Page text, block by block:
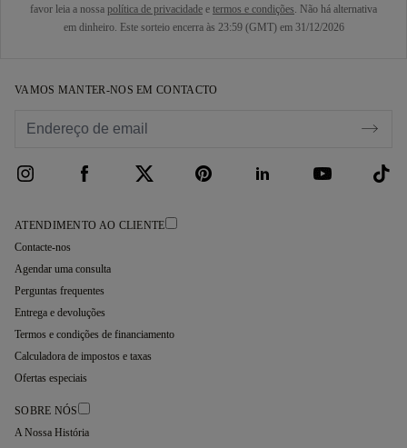
favor leia a nossa política de privacidade e termos e condições . Não há alternativa
em dinheiro. Este sorteio encerra às 23:59 (GMT) em 31/12/2026
VAMOS MANTER-NOS EM CONTACTO
ATENDIMENTO AO CLIENTE
Contacte-nos
Agendar uma consulta
Perguntas frequentes
Entrega e devoluções
Termos e condições de financiamento
Calculadora de impostos e taxas
Ofertas especiais
SOBRE NÓS
A Nossa História